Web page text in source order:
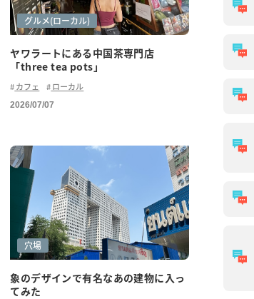
ヤワラートにある中国茶専門店
「three tea pots」
カフェ巡り
グルメ(ご紹介)
グルメ(ローカル)
カフェ ローカル
2026/07/07
象のデザインで有名なあの建物に入っ
てみた
穴場